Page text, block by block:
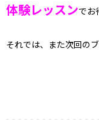
体験レッスンでお
それでは、また次回の